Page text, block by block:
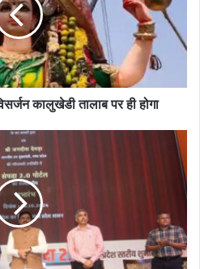
कालुखेडी तालाब पर ही होगा